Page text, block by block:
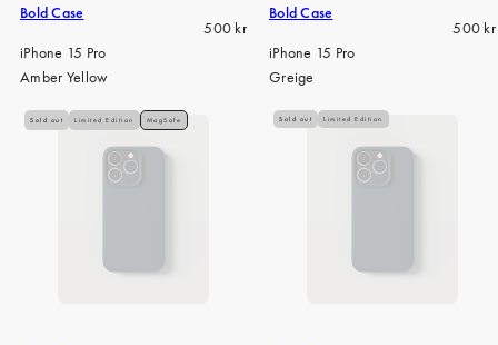
Bold Case
Regular
500 kr
iPhone 15 Pro
Amber Yellow
Bold Case
500 kr
iPhone 15 Pro
Greige
Sold out Limited Edition MagSafe Sold out Limited Edition